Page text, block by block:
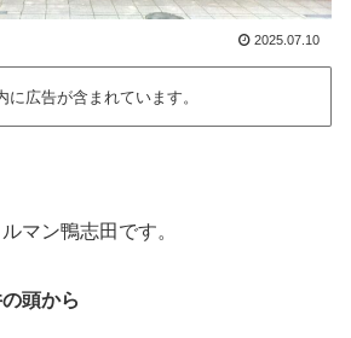
2025.07.10
に広告が含まれています。
マン鴨志田です。
頭から